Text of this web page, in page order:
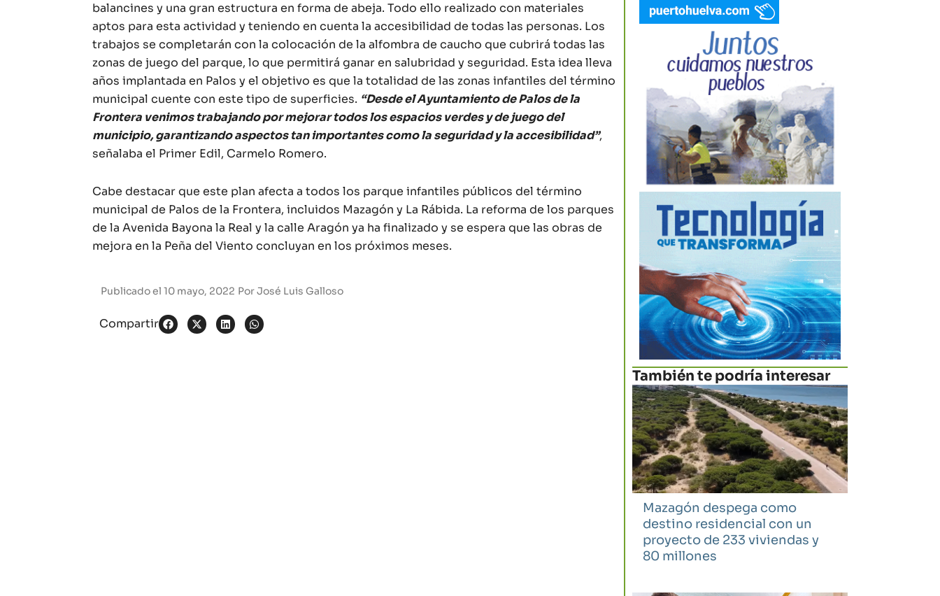
balancines y una gran estructura en forma de abeja. Todo ello realizado con materiales
aptos para esta actividad y teniendo en cuenta la accesibilidad de todas las personas. Los
trabajos se completarán con la colocación de la alfombra de caucho que cubrirá todas las
zonas de juego del parque, lo que permitirá ganar en salubridad y seguridad. Esta idea lleva
años implantada en Palos y el objetivo es que la totalidad de las zonas infantiles del término
municipal cuente con este tipo de superficies. “Desde el Ayuntamiento de Palos de la
Frontera venimos trabajando por mejorar todos los espacios verdes y de juego del
municipio, garantizando aspectos tan importantes como la seguridad y la accesibilidad”,
señalaba el Primer Edil, Carmelo Romero.
Cabe destacar que este plan afecta a todos los parque infantiles públicos del término
municipal de Palos de la Frontera, incluidos Mazagón y La Rábida. La reforma de los parques
de la Avenida Bayona la Real y la calle Aragón ya ha finalizado y se espera que las obras de
mejora en la Peña del Viento concluyan en los próximos meses.
Publicado el 10 mayo, 2022 PorJosé Luis Galloso
Compartir
También te podría interesar
Mazagón despega como
destino residencial con un
proyecto de 233 viviendas y
80 millones